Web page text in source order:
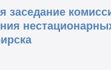
заседание